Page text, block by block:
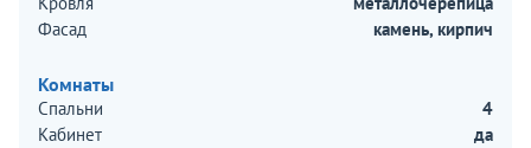
Фасад
камень, кирпич
Комнаты
Спальни
4
Кабинет
да